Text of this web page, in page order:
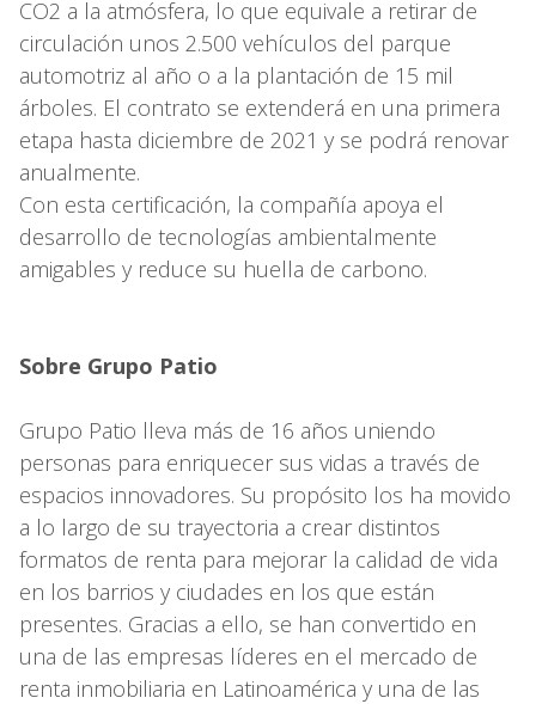
CO2 a la atmósfera, lo que equivale a retirar de
circulación unos 2.500 vehículos del parque
automotriz al año o a la plantación de 15 mil
árboles. El contrato se extenderá en una primera
etapa hasta diciembre de 2021 y se podrá renovar
anualmente.
Con esta certificación, la compañía apoya el
desarrollo de tecnologías ambientalmente
amigables y reduce su huella de carbono.
Sobre Grupo Patio
Grupo Patio lleva más de 16 años uniendo
personas para enriquecer sus vidas a través de
espacios innovadores. Su propósito los ha movido
a lo largo de su trayectoria a crear distintos
formatos de renta para mejorar la calidad de vida
en los barrios y ciudades en los que están
presentes. Gracias a ello, se han convertido en
una de las empresas líderes en el mercado de
renta inmobiliaria en Latinoamérica y una de las